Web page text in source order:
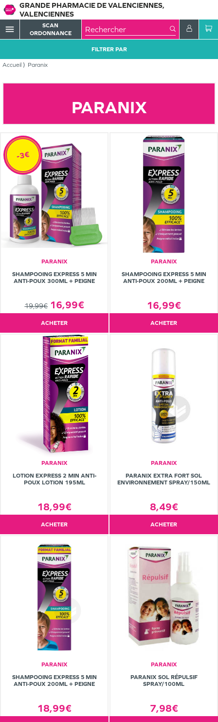
GRANDE PHARMACIE DE VALENCIENNES,
VALENCIENNES
menu
SCAN
ORDONNANCE
Accueil Paranix
FILTRER PAR
PARANIX
PARANIX
SHAMPOOING EXPRESS 5 MIN
ANTI‑POUX 300ML + PEIGNE
19,99€ 16,99€
-3€
ACHETER
PARANIX
SHAMPOOING EXPRESS 5 MIN
ANTI‑POUX 200ML + PEIGNE
16,99€
ACHETER
PARANIX
LOTION EXPRESS 2 MIN ANTI-
POUX LOTION 195ML
18,99€
ACHETER
PARANIX
PARANIX EXTRA FORT SOL
ENVIRONNEMENT SPRAY/150ML
8,49€
ACHETER
PARANIX
SHAMPOOING EXPRESS 5 MIN
ANTI‑POUX 200ML + PEIGNE
18,99€
PARANIX
PARANIX SOL RÉPULSIF
SPRAY/100ML
7,98€